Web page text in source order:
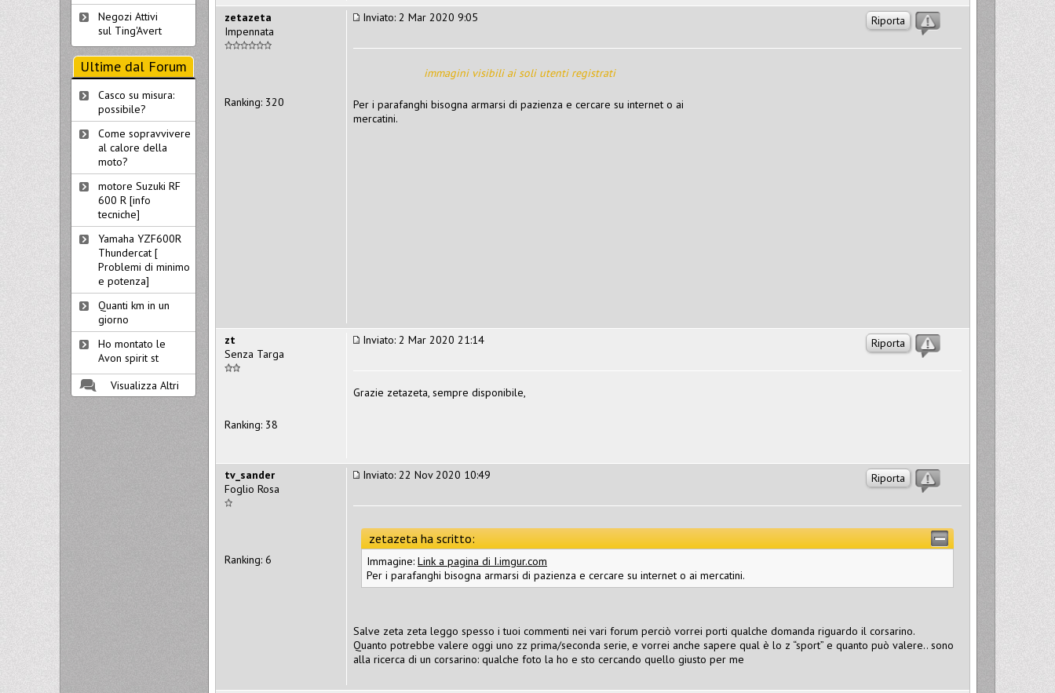
Riporta
Inviato: 2 Mar 2020 9:05
immagini visibili ai soli utenti registrati
Per i parafanghi bisogna armarsi di pazienza e cercare su internet o ai
mercatini.
zetazeta
Impennata
Ranking: 320
Riporta
Inviato: 2 Mar 2020 21:14
Grazie zetazeta, sempre disponibile,
zt
Senza Targa
Ranking: 38
Riporta
Inviato: 22 Nov 2020 10:49
zetazeta ha scritto:
Immagine: Link a pagina di I.imgur.com
Per i parafanghi bisogna armarsi di pazienza e cercare su internet o ai mercatini.
Salve zeta zeta leggo spesso i tuoi commenti nei vari forum perciò vorrei porti qualche domanda riguardo il corsarino.
Quanto potrebbe valere oggi uno zz prima/seconda serie, e vorrei anche sapere qual è lo z “sport” e quanto può valere.. sono
alla ricerca di un corsarino: qualche foto la ho e sto cercando quello giusto per me
tv_sander
Foglio Rosa
Ranking: 6
Negozi Attivi
sul Ting'Avert
Ultime dal Forum
Casco su misura:
possibile?
Come sopravvivere
al calore della
moto?
motore Suzuki RF
600 R [info
tecniche]
Yamaha YZF600R
Thundercat [
Problemi di minimo
e potenza]
Quanti km in un
giorno
Ho montato le
Avon spirit st
Visualizza Altri